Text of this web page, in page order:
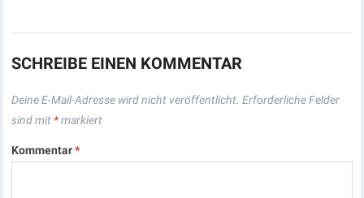
SCHREIBE EINEN KOMMENTAR
Deine E-Mail-Adresse wird nicht veröffentlicht. Erforderliche Felder
sind mit *markiert
Kommentar*